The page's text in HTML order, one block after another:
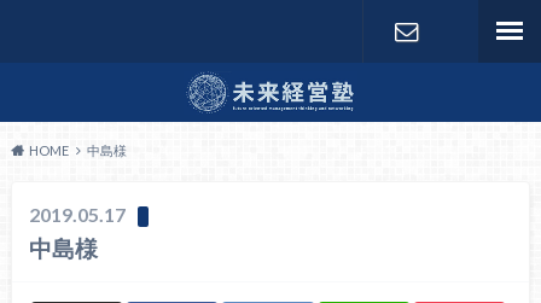
HOME 中島様
2019.05.17
中島様